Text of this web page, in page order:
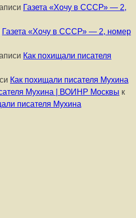
Газета «Хочу в СССР» — 2,
Газета «Хочу в СССР» — 2, номер
Как похищали писателя
Как похищали писателя Мухина
Мухина | ВОИНР Москвы к
писателя Мухина